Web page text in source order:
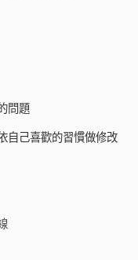
問題
自己喜歡的習慣做修改